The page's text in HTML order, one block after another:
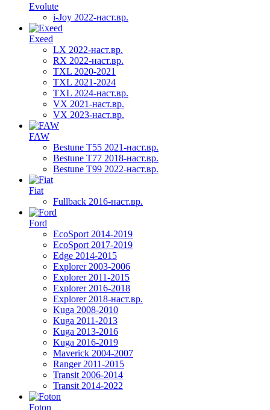
Evolute
i-Joy 2022-наст.вр.
Exeed
LX 2022-наст.вр.
RX 2022-наст.вр.
TXL 2020-2021
TXL 2021-2024
TXL 2024-наст.вр.
VX 2021-наст.вр.
VX 2023-наст.вр.
FAW
Bestune T55 2021-наст.вр.
Bestune T77 2018-наст.вр.
Bestune T99 2022-наст.вр.
Fiat
Fullback 2016-наст.вр.
Ford
EcoSport 2014-2019
EcoSport 2017-2019
Edge 2014-2015
Explorer 2003-2006
Explorer 2011-2015
Explorer 2016-2018
Explorer 2018-наст.вр.
Kuga 2008-2010
Kuga 2011-2013
Kuga 2013-2016
Kuga 2016-2019
Maverick 2004-2007
Ranger 2011-2015
Transit 2006-2014
Transit 2014-2022
Foton